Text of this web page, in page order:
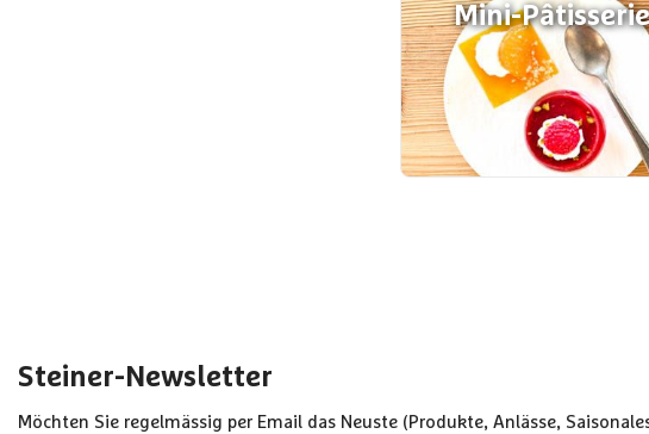
Mini-
Steiner-Newsletter
Möchten Sie regelmässig per Email das Neuste (Produkte, Anlässe,